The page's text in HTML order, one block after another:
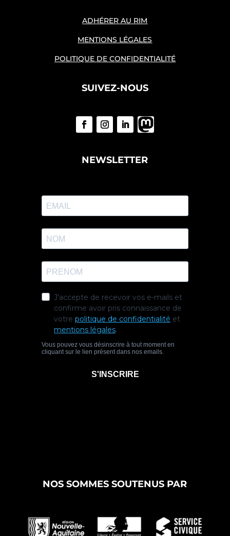
ADHÉRER AU RIM
MENTIONS LÉGALES
POLITIQUE DE CONFIDENTIALITÉ
SUIVEZ-NOUS
NEWSLETTER
NOS SOMMES SOUTENUS PAR